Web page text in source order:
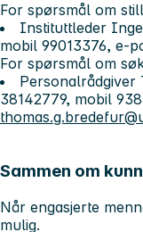
For spørsmål om
Instituttleder
mobil 99013376, e-
For spørsmål om
Personalrådgiver
38142779, mobil
Sammen om
Når engasjerte
mulig.